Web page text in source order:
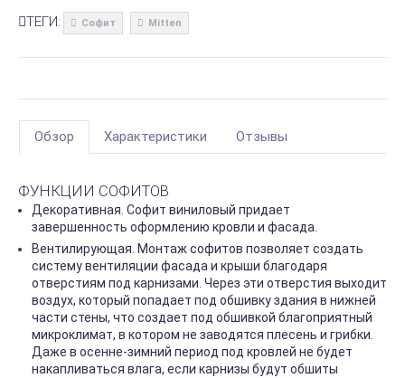
ТЕГИ: Софит Mitten
Обзор Характеристики Отзывы
ФУНКЦИИ СОФИТОВ
Декоративная. Софит виниловый придает
завершенность оформлению кровли и фасада.
Вентилирующая. Монтаж софитов позволяет создать
систему вентиляции фасада и крыши благодаря
отверстиям под карнизами. Через эти отверстия выходит
воздух, который попадает под обшивку здания в нижней
части стены, что создает под обшивкой благоприятный
микроклимат, в котором не заводятся плесень и грибки.
Даже в осенне-зимний период под кровлей не будет
накапливаться влага, если карнизы будут обшиты